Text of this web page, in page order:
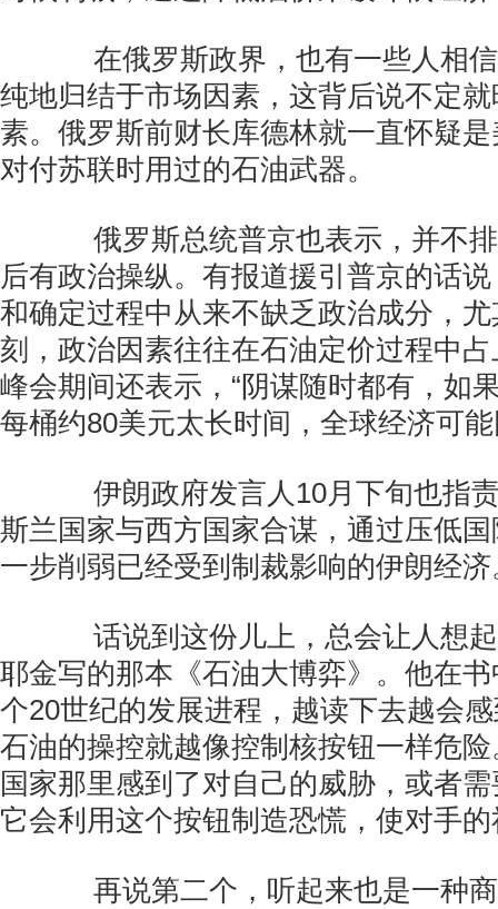
在俄罗斯政界，也有一些人相信
纯地归结于市场因素，这背后说不定
素。俄罗斯前财长库德林就一直怀疑
对付苏联时用过的石油武器。
俄罗斯总统普京也表示，并不排
后有政治操纵。有报道援引普京的话
和确定过程中从来不缺乏政治成分，
刻，政治因素往往在石油定价过程中
峰会期间还表示，“阴谋随时都有，如
每桶约80美元太长时间，全球经济可
伊朗政府发言人10月下旬也指责
斯兰国家与西方国家合谋，通过压低
一步削弱已经受到制裁影响的伊朗经济
话说到这份儿上，总会让人想起
耶金写的那本《石油大博弈》。他在
个20世纪的发展进程，越读下去越会
石油的操控就越像控制核按钮一样危
国家那里感到了对自己的威胁，或者
它会利用这个按钮制造恐慌，使对手
再说第二个，听起来也是一种商